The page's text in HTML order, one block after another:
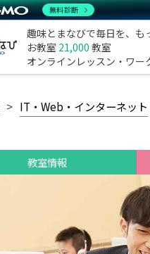
趣味とまなびで毎日を、も
お教室 21,000 教室
オンラインレッスン・ワー
IT・Web・インターネット
教室情報
無料診断